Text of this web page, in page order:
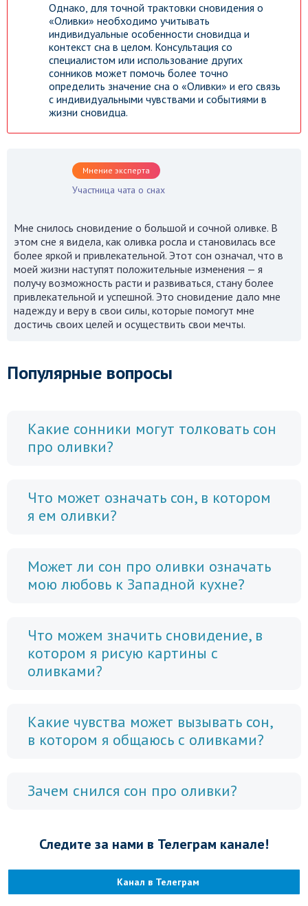
Однако, для точной трактовки сновидения о
«Оливки» необходимо учитывать
индивидуальные особенности сновидца и
контекст сна в целом. Консультация со
специалистом или использование других
сонников может помочь более точно
определить значение сна о «Оливки» и его связь
с индивидуальными чувствами и событиями в
жизни сновидца.
Мнение эксперта
Участница чата о снах
Мне снилось сновидение о большой и сочной оливке. В
этом сне я видела, как оливка росла и становилась все
более яркой и привлекательной. Этот сон означал, что в
моей жизни наступят положительные изменения — я
получу возможность расти и развиваться, стану более
привлекательной и успешной. Это сновидение дало мне
надежду и веру в свои силы, которые помогут мне
достичь своих целей и осуществить свои мечты.
Популярные вопросы
Какие сонники могут толковать сон
про оливки?
Что может означать сон, в котором
я ем оливки?
Может ли сон про оливки означать
мою любовь к Западной кухне?
Что можем значить сновидение, в
котором я рисую картины с
оливками?
Какие чувства может вызывать сон,
в котором я общаюсь с оливками?
Зачем снился сон про оливки?
Следите за нами в Телеграм канале!
Канал в Телеграм